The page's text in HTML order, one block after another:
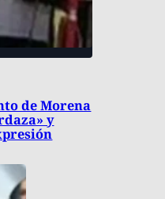
de Morena
y